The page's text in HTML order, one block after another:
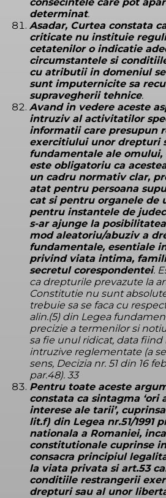
determinat.
Asadar, Curtea constata
criticate nu instituie
cetatenilor o indicatie
circumstantele si
cu atributii in domeniul
sunt imputernicite sa
supravegherii tehnice.
Avand in vedere aceste
intruziv al activitatilor
informatii care presupun
exercitiului unor drepturi
fundamentale ale omului,
este obligatoriu ca
un cadru normativ clar,
atat pentru persoana
cat si pentru organele de
pentru instantele de
s-ar ajunge la
mod aleatoriu/abuziv a
fundamentale, esentiale
privind viata intima,
secretul corespondentei.
ca drepturile prevazute la
Constitutie nu sunt
trebuie sa se faca cu
alin.(5) din Legea
precizie a termenilor si
sa fie unul ridicat, data
intruzive reglementate (a
sens, Decizia nr. 51 din 16
par.48). 33
Pentru toate aceste
constata ca sintagma ‘ori
interese ale tarii’,
lit.f) din Legea nr.51/1991
nationala a Romaniei,
constitutionale cuprinse
consacra principiul
la viata privata si art.53
conditiile restrangerii
drepturi sau al unor